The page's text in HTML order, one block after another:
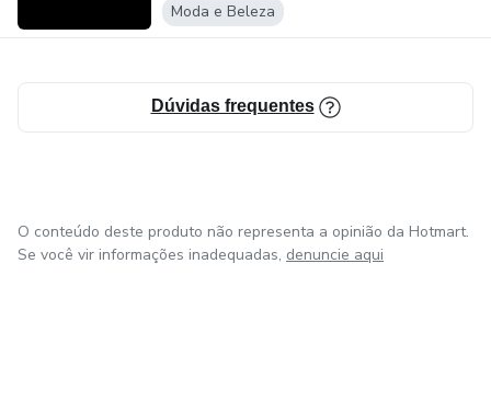
Moda e Beleza
Dúvidas frequentes
O conteúdo deste produto não representa a opinião da Hotmart.
Se você vir informações inadequadas, denuncie aqui